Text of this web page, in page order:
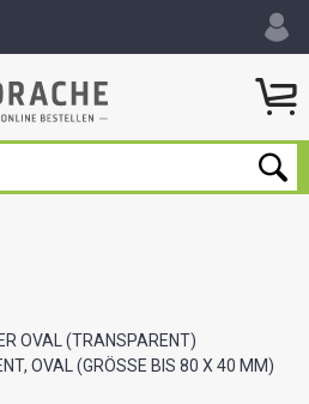
OVAL (TRANSPARENT)
OVAL (GRÖSSE BIS 80 X 40 MM)